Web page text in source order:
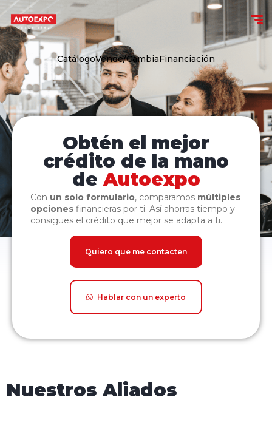
CatálogoVende/CambiaFinanciación
Obtén el mejor
crédito de la mano
deAutoexpo
Con un solo formulario, comparamos múltiples
opciones financieras por ti. Así ahorras tiempo y
consigues el crédito que mejor se adapta a ti.
Quiero que me contacten
Hablar con un experto
Nuestros Aliados